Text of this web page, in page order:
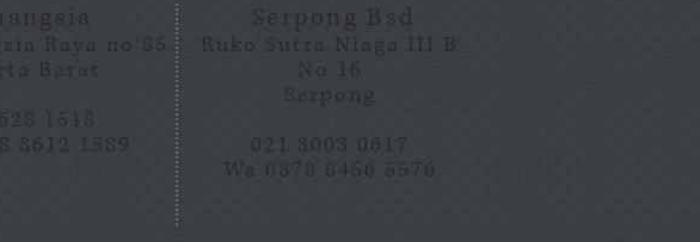
Raya no 85
Barat
1518
8612 1589
Serpong Bsd
Ruko Sutra Niaga III B
No 16
Serpong
021 3003 0617
Wa 0878 8456 5576